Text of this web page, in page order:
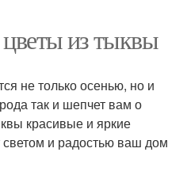
из тыквы
не только осенью, но и
так и шепчет вам о
красивые и яркие
светом и радостью ваш дом